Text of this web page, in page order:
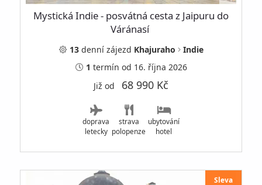
Mystická Indie - posvátná cesta z Jaipuru do
Váránasí
13dennízájezd Khajuraho
Indie
1 termín od 16. října 2026
Již od 68 990 Kč
doprava
letecky
strava
polopenze
ubytování
hotel
Sleva